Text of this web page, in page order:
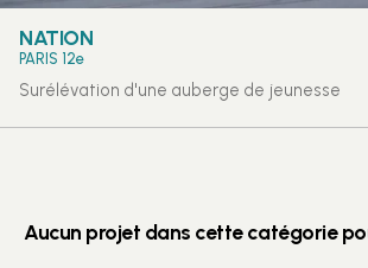
NATION
PARIS 12e
Surélévation d'une auberge de jeunesse
Aucun projet dans cette catégorie